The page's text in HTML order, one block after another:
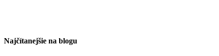
Najčítanejšie na blogu